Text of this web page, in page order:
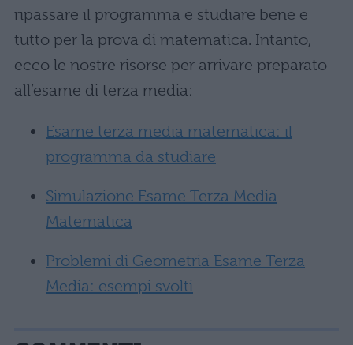
ripassare il programma e studiare bene e
tutto per la prova di matematica. Intanto,
ecco le nostre risorse per arrivare preparato
all’esame di terza media:
Esame terza media matematica: il
programma da studiare
Simulazione Esame Terza Media
Matematica
Problemi di Geometria Esame Terza
Media: esempi svolti